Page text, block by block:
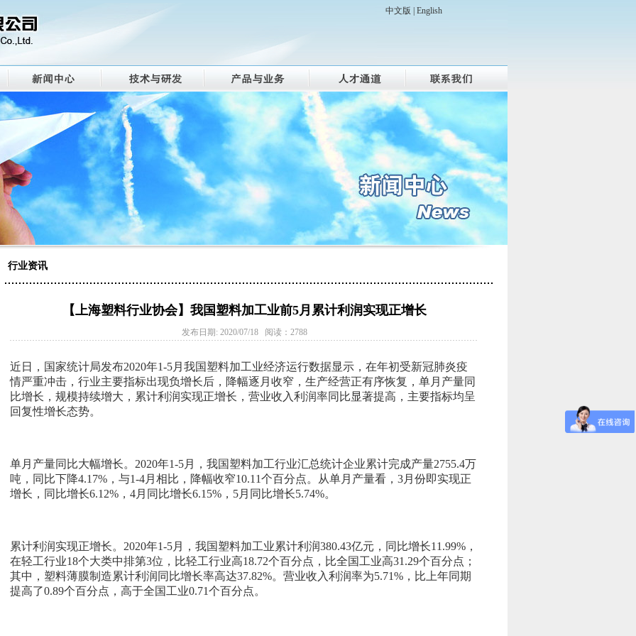
中文版 | English
行业资讯
【上海塑料行业协会】我国塑料加工业前5月累计利润实现正增长
发布日期: 2020/07/18 阅读：2788
近日，国家统计局发布2020年1-5月我国塑料加工业经济运行数据显示，在年初受新冠肺炎疫
情严重冲击，行业主要指标出现负增长后，降幅逐月收窄，生产经营正有序恢复，单月产量同
比增长，规模持续增大，累计利润实现正增长，营业收入利润率同比显著提高，主要指标均呈
回复性增长态势。
单月产量同比大幅增长。2020年1-5月，我国塑料加工行业汇总统计企业累计完成产量2755.4万
吨，同比下降4.17%，与1-4月相比，降幅收窄10.11个百分点。从单月产量看，3月份即实现正
增长，同比增长6.12%，4月同比增长6.15%，5月同比增长5.74%。
累计利润实现正增长。2020年1-5月，我国塑料加工业累计利润380.43亿元，同比增长11.99%，
在轻工行业18个大类中排第3位，比轻工行业高18.72个百分点，比全国工业高31.29个百分点；
其中，塑料薄膜制造累计利润同比增长率高达37.82%。营业收入利润率为5.71%，比上年同期
提高了0.89个百分点，高于全国工业0.71个百分点。